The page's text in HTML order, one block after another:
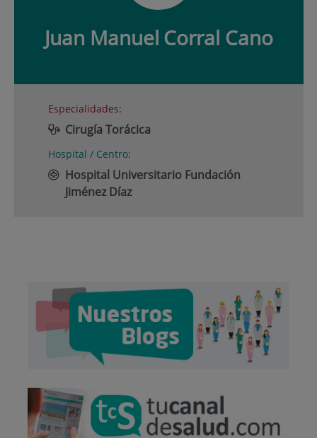
Juan Manuel Corral Cano
Especialidades:
Cirugía Torácica
Hospital / Centro:
Hospital Universitario Fundación
Jiménez Díaz